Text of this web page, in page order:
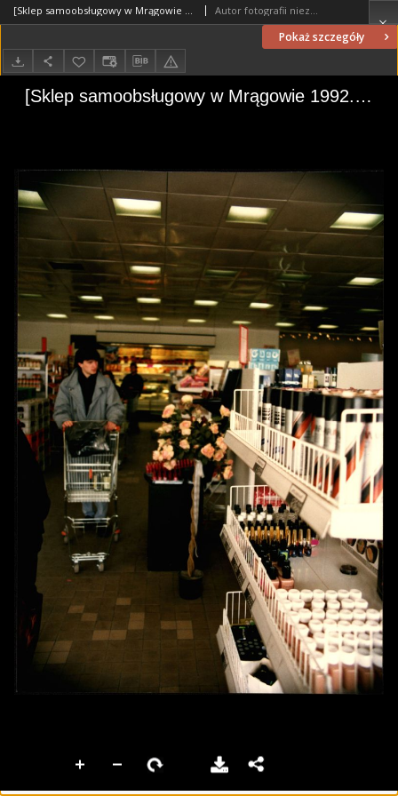
Pokaż szczegóły
[Sklep samoobsługowy w Mrągowie 1992. 2] Autor fotografii nieznany